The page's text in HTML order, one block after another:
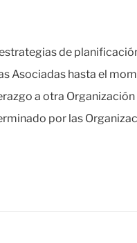
de
Asociadas hasta el
a otra
por las